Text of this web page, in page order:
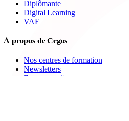
Diplômante
Digital Learning
VAE
À propos de Cegos
Nos centres de formation
Newsletters
Espace carrière